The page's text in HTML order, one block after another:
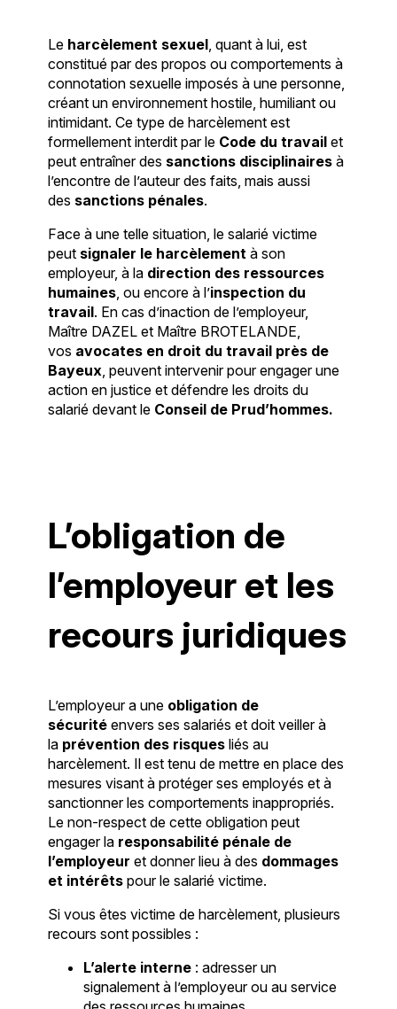
Le harcèlement sexuel, quant à lui, est
constitué par des propos ou comportements à
connotation sexuelle imposés à une personne,
créant un environnement hostile, humiliant ou
intimidant. Ce type de harcèlement est
formellement interdit par le Code du travailet
peut entraîner des sanctions disciplinairesà
l’encontre de l’auteur des faits, mais aussi
des sanctions pénales.
Face à une telle situation, le salarié victime
peut signaler le harcèlementà son
employeur, à la direction des ressources
humaines, ou encore à l’inspection du
travail. En cas d’inaction de l’employeur,
Maître DAZEL et Maître BROTELANDE,
vos avocates en droit du travail près de
Bayeux, peuvent intervenir pour engager une
action en justice et défendre les droits du
salarié devant le Conseil de Prud’hommes.
L’obligation de
l’employeur et les
recours juridiques
L’employeur a une obligation de
sécuritéenvers ses salariés et doit veiller à
la prévention des risquesliés au
harcèlement. Il est tenu de mettre en place des
mesures visant à protéger ses employés et à
sanctionner les comportements inappropriés.
Le non-respect de cette obligation peut
engager la responsabilité pénale de
l’employeur et donner lieu à des dommages
et intérêtspour le salarié victime.
Si vous êtes victime de harcèlement, plusieurs
recours sont possibles :
L’alerte interne: adresser un
signalement à l’employeur ou au service